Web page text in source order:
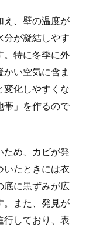
え、壁の温度が
分が凝結しやす
。特に冬季に外
い空気に含ま
変化しやすくな
帯」を作るので
ため、カビが発
いたときには衣
底に黒ずみが広
。また、発見が
行しており、表